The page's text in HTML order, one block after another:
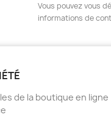
Vous pouvez vous
informations de
de la boutique en ligne